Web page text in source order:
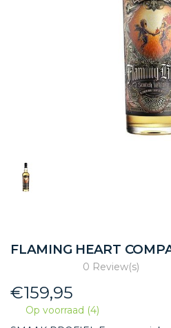
FLAMING HEART
0 Review(s)
€159,95
Op voorraad (4)